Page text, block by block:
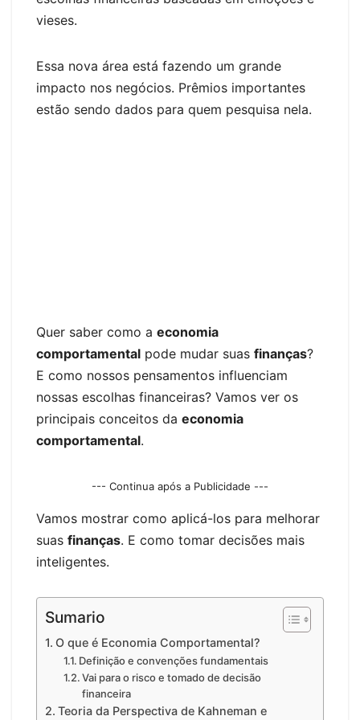
k
vieses.
Essa nova área está fazendo um grande
impacto nos negócios. Prêmios importantes
estão sendo dados para quem pesquisa nela.
Quer saber como a economia
comportamental pode mudar suas finanças?
E como nossos pensamentos influenciam
nossas escolhas financeiras? Vamos ver os
principais conceitos da economia
comportamental.
--- Continua após a Publicidade ---
Vamos mostrar como aplicá-los para melhorar
suas finanças. E como tomar decisões mais
inteligentes.
Sumario
O que é Economia Comportamental?
Definição e convenções fundamentais
Vai para o risco e tomado de decisão
financeira
Teoria da Perspectiva de Kahneman e